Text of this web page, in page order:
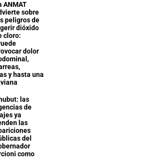
ANMAT
sobre
peligros de
dióxido
cloro:
dolor
y hasta una
las
de
ya
las
del
como